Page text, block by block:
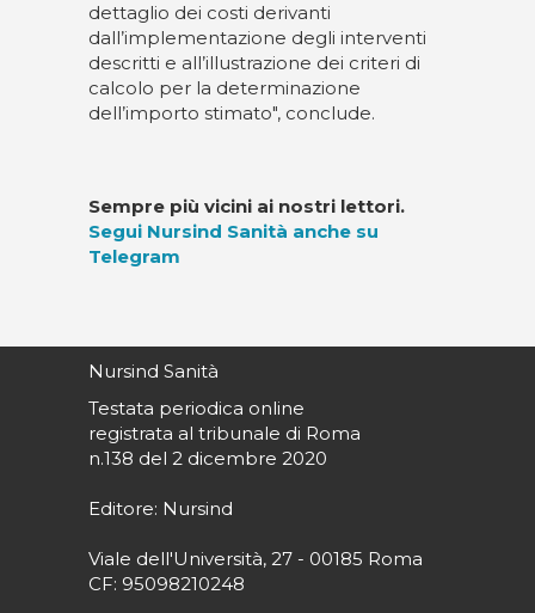
dettaglio dei costi derivanti
dall’implementazione degli interventi
descritti e all’illustrazione dei criteri di
calcolo per la determinazione
dell’importo stimato", conclude.
Sempre più vicini ai nostri lettori.
Segui Nursind Sanità anche su
Telegram
Nursind Sanità
Testata periodica online
registrata al tribunale di Roma
n.138 del 2 dicembre 2020
Editore: Nursind
Viale dell'Università, 27 - 00185 Roma
CF: 95098210248